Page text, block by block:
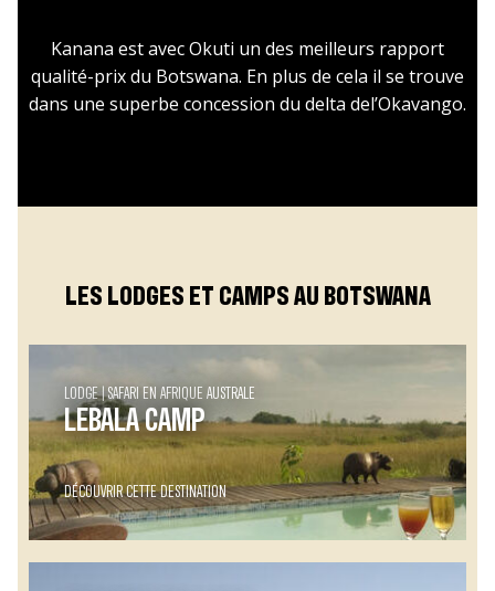
Kanana est avec Okuti un des meilleurs rapport
qualité-prix du Botswana. En plus de cela il se trouve
dans une superbe concession du delta del’Okavango.
LES LODGES ET CAMPS AU BOTSWANA
LODGE SAFARI EN AFRIQUE AUSTRALE
LEBALA CAMP
DÉCOUVRIR CETTE DESTINATION